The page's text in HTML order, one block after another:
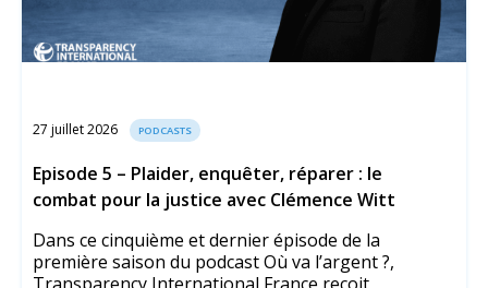
27 juillet 2026 PODCASTS
Episode 5 – Plaider, enquêter, réparer : le
combat pour la justice avec Clémence Witt
Dans ce cinquième et dernier épisode de la
première saison du podcast Où va l’argent ?,